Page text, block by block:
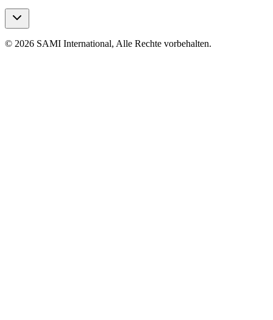
© 2026 SAMI International, Alle Rechte vorbehalten.